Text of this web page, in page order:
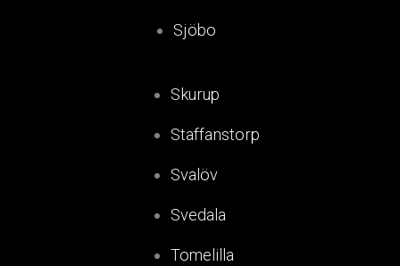
Sjöbo
Skurup
Staffanstorp
Svalöv
Svedala
Tomelilla